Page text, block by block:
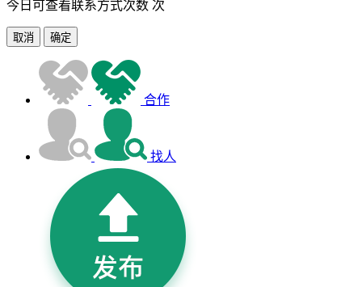
今日可查看联系方式次数 次
取消 确定
合作
找人